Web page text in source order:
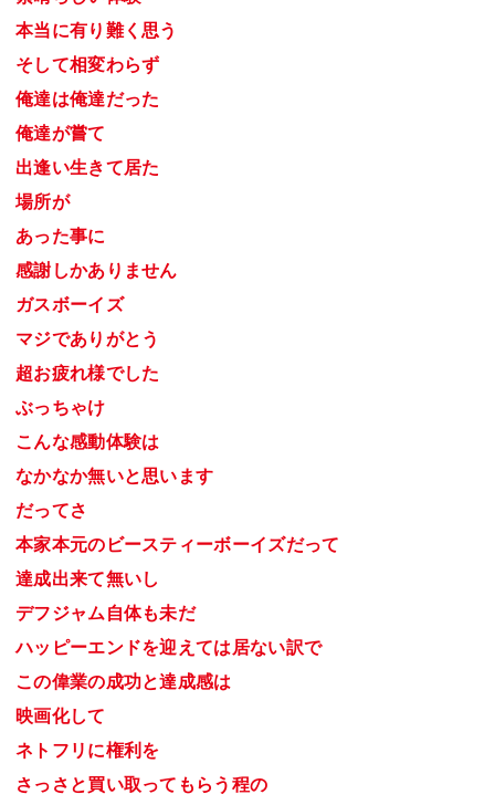
本当に有り難く思う
そして相変わらず
俺達は俺達だった
俺達が嘗て
出逢い生きて居た
場所が
あった事に
感謝しかありません
ガスボーイズ
マジでありがとう
超お疲れ様でした
ぶっちゃけ
こんな感動体験は
なかなか無いと思います
だってさ
本家本元のビースティーボーイズだって
達成出来て無いし
デフジャム自体も未だ
ハッピーエンドを迎えては居ない訳で
この偉業の成功と達成感は
映画化して
ネトフリに権利を
さっさと買い取ってもらう程の